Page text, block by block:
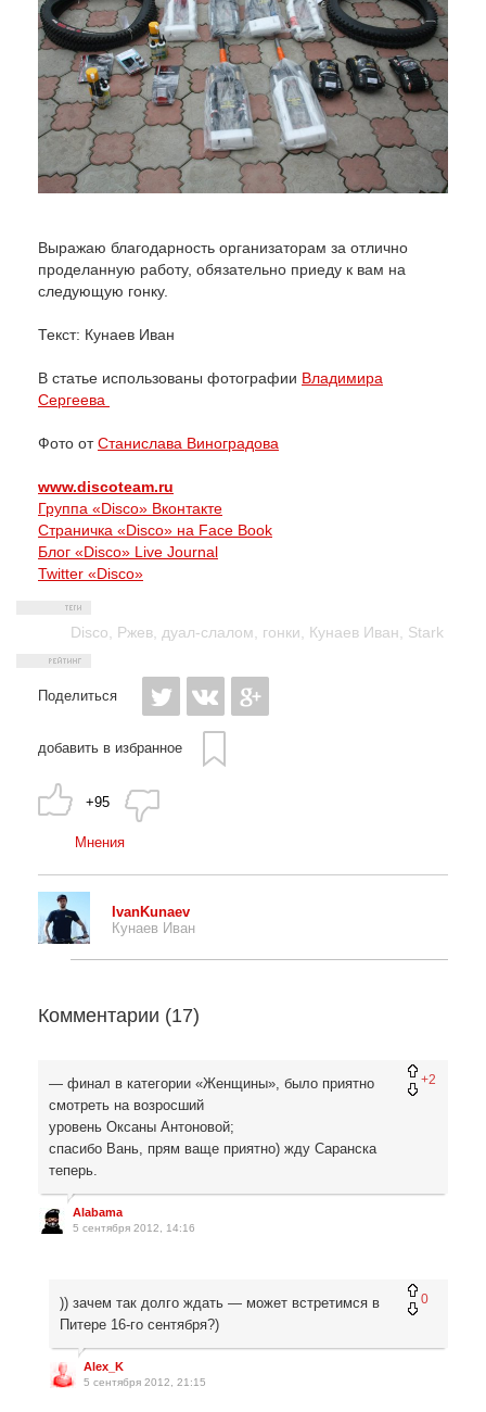
Выражаю благодарность организаторам за отлично
проделанную работу, обязательно приеду к вам на
следующую гонку.
Текст: Кунаев Иван
В статье использованы фотографии Владимира
Сергеева
Фото отСтанислава Виноградова
www.discoteam.ru
Группа «Disco» Вконтакте
Страничка «Disco» на Face Book
Блог «Disco» Live Journal
Twitter «Disco»
Disco, Ржев, дуал-слалом, гонки, Кунаев Иван, Stark
Поделиться
добавить в избранное
+95
Мнения
IvanKunaev
Кунаев Иван
Комментарии (17)
+2
— финал в категории «Женщины», было приятно
смотреть на возросший
уровень Оксаны Антоновой;
спасибо Вань, прям ваще приятно) жду Саранска
теперь.
Alabama
5 сентября 2012, 14:16
0
)) зачем так долго ждать — может встретимся в
Питере 16-го сентября?)
Alex_K
5 сентября 2012, 21:15